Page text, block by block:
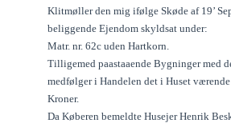
Klitmøller den mig ifølge Skøde af 19’
beliggende Ejendom skyldsat under:
Matr. nr. 62c uden Hartkorn.
Tilligemed paastaaende Bygninger med
medfølger i Handelen det i Huset
Kroner.
Da Køberen bemeldte Husejer Henrik